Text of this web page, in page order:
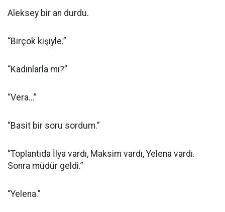
Aleksey bir an durdu.
“Birçok kişiyle.”
“Kadınlarla mı?”
“Vera…”
“Basit bir soru sordum.”
“Toplantıda İlya vardı, Maksim vardı, Yelena vardı.
Sonra müdür geldi.”
“Yelena.”